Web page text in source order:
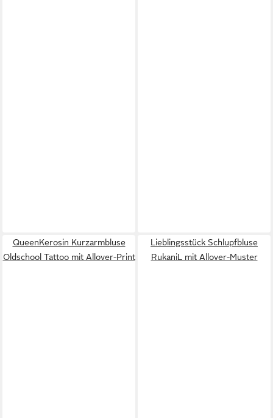
QueenKerosin Kurzarmbluse
Oldschool Tattoo mit Allover-Print
Lieblingsstück Schlupfbluse
RukaniL mit Allover-Muster